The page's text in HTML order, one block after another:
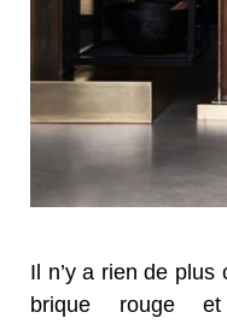
Il n’y a rien de
brique rouge